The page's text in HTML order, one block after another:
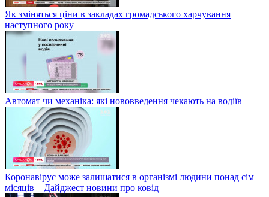
Як зміняться ціни в закладах громадського харчування
наступного року
Автомат чи механіка: які нововведення чекають на водіїв
Коронавірус може залишатися в організмі людини понад сім
місяців – Дайджест новини про ковід